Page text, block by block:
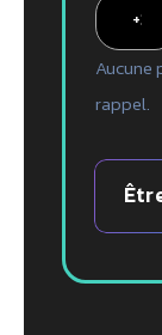
Aucune
rappel.